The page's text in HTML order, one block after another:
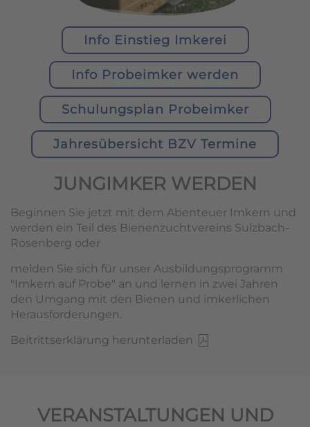
Info Einstieg Imkerei
Info Probeimker werden
Schulungsplan Probeimker
Jahresübersicht BZV Termine
JUNGIMKER WERDEN
Beginnen Sie jetzt mit dem Abenteuer Imkern und
werden ein Teil des Bienenzuchtvereins Sulzbach-
Rosenberg oder
melden Sie sich für unser Ausbildungsprogramm
"Imkern auf Probe" an und lernen in zwei Jahren
den Umgang mit den Bienen und imkerlichen
Herausforderungen.
Beitrittserklärung herunterladen
VERANSTALTUNGEN UND